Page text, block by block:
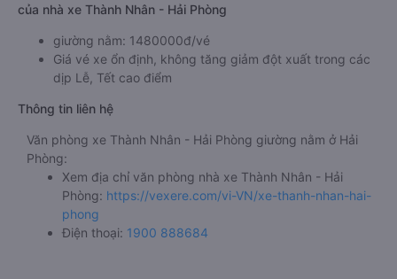
của nhà xe Thành Nhân - Hải Phòng
giường nằm: 1480000đ/vé
Giá vé xe ổn định, không tăng giảm đột xuất trong các
dịp Lễ, Tết cao điểm
Thông tin liên hệ
Văn phòng xe Thành Nhân - Hải Phòng giường nằm ở Hải
Phòng:
Xem địa chỉ văn phòng nhà xe Thành Nhân - Hải
Phòng: https://vexere.com/vi-VN/xe-thanh-nhan-hai-
phong
Điện thoại: 1900 888684